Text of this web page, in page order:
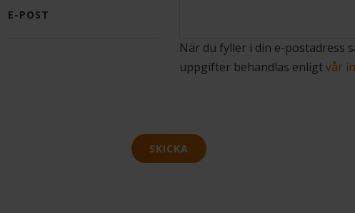
E-POST
När du fyller i din e-postadress
uppgifter behandlas enligtvår
SKICKA